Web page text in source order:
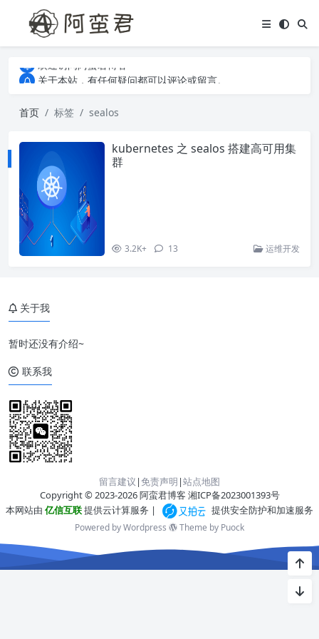
关于本站，有任何疑问都可以评论或留言。
关于本站，有任何疑问都可以评论或留言。
首页 标签 sealos
kubernetes 之 sealos 搭建高可用集
群
3.2K+ 13 运维开发
关于我
暂时还没有介绍~
联系我
留言建议 |免责声明 |站点地图
Copyright © 2023-2026 阿蛮君博客 湘ICP备2023001393号
本网站由 亿信互联提供云计算服务 | 提供安全防护和加速服务
Powered by Wordpress Theme by Puock